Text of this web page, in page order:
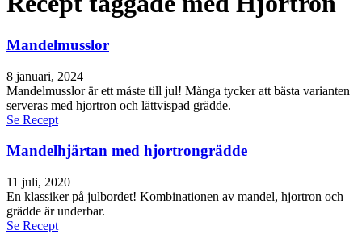
Mandelmusslor
8 januari, 2024
Mandelmusslor är ett måste till jul! Många tycker att bästa varianten
serveras med hjortron och lättvispad grädde.
Se Recept
Mandelhjärtan med hjortrongrädde
11 juli, 2020
En klassiker på julbordet! Kombinationen av mandel, hjortron och
grädde är underbar.
Se Recept